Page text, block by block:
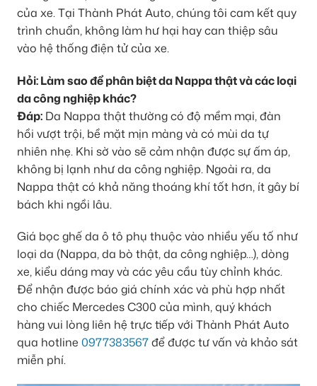
của xe. Tại Thành Phát Auto, chúng tôi cam kết quy
trình chuẩn, không làm hư hại hay can thiệp sâu
vào hệ thống điện tử của xe.
Hỏi: Làm sao để phân biệt da Nappa thật và các loại
da công nghiệp khác?
Đáp: Da Nappa thật thường có độ mềm mại, đàn
hồi vượt trội, bề mặt mịn màng và có mùi da tự
nhiên nhẹ. Khi sờ vào sẽ cảm nhận được sự ấm áp,
không bị lạnh như da công nghiệp. Ngoài ra, da
Nappa thật có khả năng thoáng khí tốt hơn, ít gây bí
bách khi ngồi lâu.
Giá bọc ghế da ô tô phụ thuộc vào nhiều yếu tố như
loại da (Nappa, da bò thật, da công nghiệp…), dòng
xe, kiểu dáng may và các yêu cầu tùy chỉnh khác.
Để nhận được báo giá chính xác và phù hợp nhất
cho chiếc Mercedes C300 của mình, quý khách
hàng vui lòng liên hệ trực tiếp với Thành Phát Auto
qua hotline 0977383567để được tư vấn và khảo sát
miễn phí.